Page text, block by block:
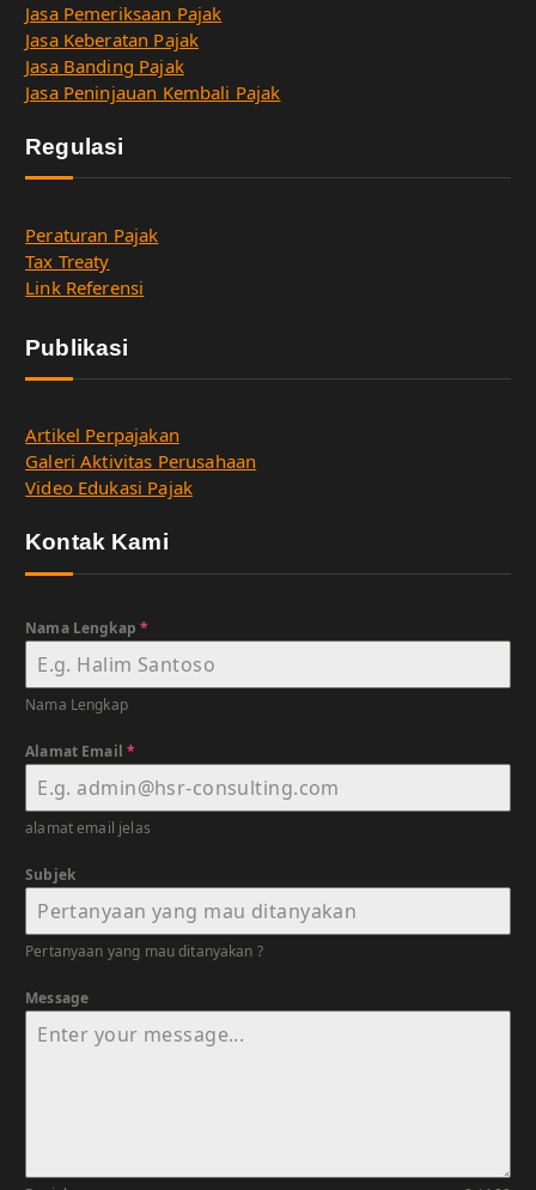
Jasa Pemeriksaan Pajak
Jasa Keberatan Pajak
Jasa Banding Pajak
Jasa Peninjauan Kembali Pajak
Regulasi
Peraturan Pajak
Tax Treaty
Link Referensi
Publikasi
Artikel Perpajakan
Galeri Aktivitas Perusahaan
Video Edukasi Pajak
Kontak Kami
Nama Lengkap*
Nama Lengkap
Alamat Email*
alamat email jelas
Subjek
Pertanyaan yang mau ditanyakan ?
Message